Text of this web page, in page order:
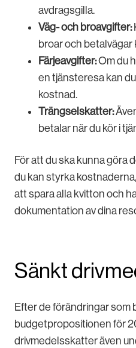
avdragsgilla.
Väg- och broavgifter:
broar och betalvägar
Färjeavgifter:Om du
en tjänsteresa kan
kostnad.
Trängselskatter:
betalar när du kör i
För att du ska kunna göra
du kan styrka
att spara alla kvitton och
dokumentation av dina
Sänkt
Efter de förändringar som
budgetpropositionen för
drivmedelsskatter även